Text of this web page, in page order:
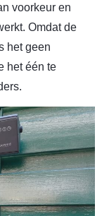
voorkeur en
Omdat de
het geen
het één te